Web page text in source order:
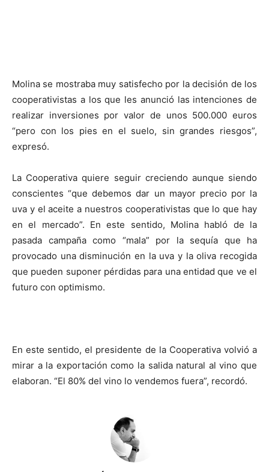
Molina se mostraba muy satisfecho por la decisión de los
cooperativistas a los que les anunció las intenciones de
realizar inversiones por valor de unos 500.000 euros
“pero con los pies en el suelo, sin grandes riesgos”,
expresó.
La Cooperativa quiere seguir creciendo aunque siendo
conscientes “que debemos dar un mayor precio por la
uva y el aceite a nuestros cooperativistas que lo que hay
en el mercado”. En este sentido, Molina habló de la
pasada campaña como “mala” por la sequía que ha
provocado una disminución en la uva y la oliva recogida
que pueden suponer pérdidas para una entidad que ve el
futuro con optimismo.
En este sentido, el presidente de la Cooperativa volvió a
mirar a la exportación como la salida natural al vino que
elaboran. “El 80% del vino lo vendemos fuera”, recordó.